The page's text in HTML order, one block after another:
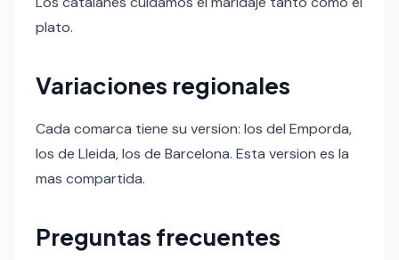
plato.
Variaciones regionales
Cada comarca tiene su version: los del Emporda,
los de Lleida, los de Barcelona. Esta version es la
mas compartida.
Preguntas frecuentes